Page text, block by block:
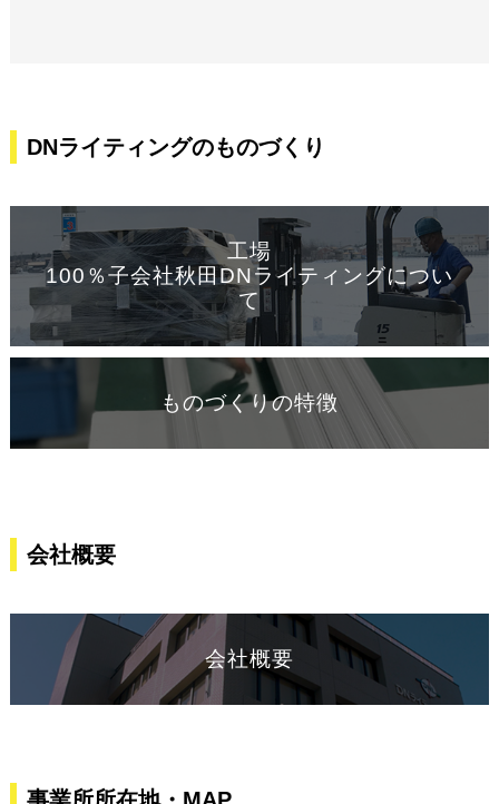
DNライティングのものづくり
工場
100％子会社秋田DNライティングについ
て
ものづくりの特徴
会社概要
会社概要